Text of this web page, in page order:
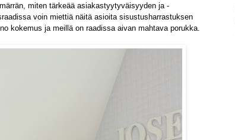
miten tärkeää asiakastyytyväisyyden ja -
voin miettiä näitä asioita sisustusharrastuksen
kokemus ja meillä on raadissa aivan mahtava porukka.